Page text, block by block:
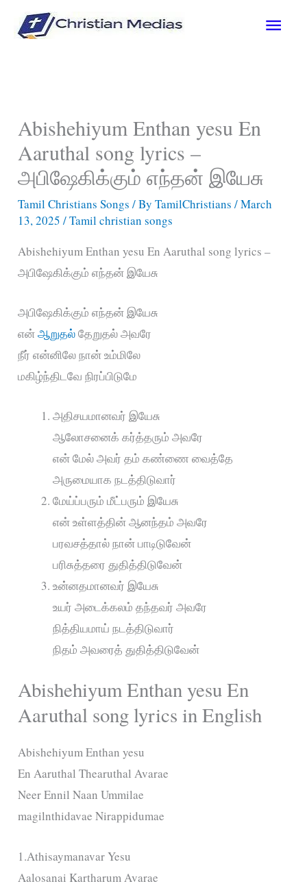
Main
Abishehiyum Enthan yesu En
Aaruthal song lyrics –
அபிஷேகிக்கும் எந்தன் இயேசு
Tamil Christians Songs / ByTamilChristians/March
13, 2025/Tamil christian songs
Abishehiyum Enthan yesu En Aaruthal song lyrics –
அபிஷேகிக்கும் எந்தன் இயேசு
அபிஷேகிக்கும் எந்தன் இயேசு
என்ஆறுதல்தேறுதல் அவரே
நீர் என்னிலே நான் உம்மிலே
மகிழ்ந்திடவே நிரப்பிடுமே
அதிசயமானவர் இயேசு
ஆலோசனைக் கர்த்தரும் அவரே
என் மேல் அவர் தம் கண்ணை வைத்தே
அருமையாக நடத்திடுவார்
மேய்ப்பரும் மீட்பரும் இயேசு
என் உள்ளத்தின் ஆனந்தம் அவரே
பரவசத்தால் நான் பாடிடுவேன்
பரிசுத்தரை துதித்திடுவேன்
உன்னதமானவர் இயேசு
உயர் அடைக்கலம் தந்தவர் அவரே
நித்தியமாய் நடத்திடுவார்
நிதம் அவரைத் துதித்திடுவேன்
Abishehiyum Enthan yesu En
Aaruthal song lyrics in English
Abishehiyum Enthan yesu
En Aaruthal Thearuthal Avarae
Neer Ennil Naan Ummilae
magilnthidavae Nirappidumae
1.Athisaymanavar Yesu
Aalosanai Kartharum Avarae